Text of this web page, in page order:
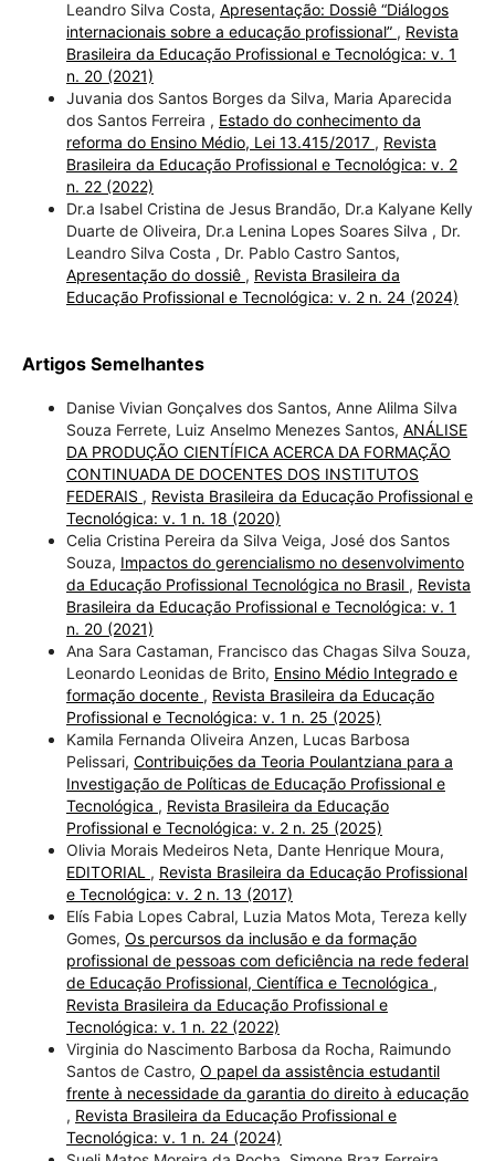
Leandro Silva Costa, Apresentação: Dossiê “Diálogos
internacionais sobre a educação profissional” , Revista
Brasileira da Educação Profissional e Tecnológica: v. 1
n. 20 (2021)
Juvania dos Santos Borges da Silva, Maria Aparecida
dos Santos Ferreira , Estado do conhecimento da
reforma do Ensino Médio, Lei 13.415/2017 , Revista
Brasileira da Educação Profissional e Tecnológica: v. 2
n. 22 (2022)
Dr.a Isabel Cristina de Jesus Brandão, Dr.a Kalyane Kelly
Duarte de Oliveira, Dr.a Lenina Lopes Soares Silva , Dr.
Leandro Silva Costa , Dr. Pablo Castro Santos,
Apresentação do dossiê , Revista Brasileira da
Educação Profissional e Tecnológica: v. 2 n. 24 (2024)
Artigos Semelhantes
Danise Vivian Gonçalves dos Santos, Anne Alilma Silva
Souza Ferrete, Luiz Anselmo Menezes Santos, ANÁLISE
DA PRODUÇÃO CIENTÍFICA ACERCA DA FORMAÇÃO
CONTINUADA DE DOCENTES DOS INSTITUTOS
FEDERAIS , Revista Brasileira da Educação Profissional e
Tecnológica: v. 1 n. 18 (2020)
Celia Cristina Pereira da Silva Veiga, José dos Santos
Souza, Impactos do gerencialismo no desenvolvimento
da Educação Profissional Tecnológica no Brasil , Revista
Brasileira da Educação Profissional e Tecnológica: v. 1
n. 20 (2021)
Ana Sara Castaman, Francisco das Chagas Silva Souza,
Leonardo Leonidas de Brito, Ensino Médio Integrado e
formação docente , Revista Brasileira da Educação
Profissional e Tecnológica: v. 1 n. 25 (2025)
Kamila Fernanda Oliveira Anzen, Lucas Barbosa
Pelissari, Contribuições da Teoria Poulantziana para a
Investigação de Políticas de Educação Profissional e
Tecnológica , Revista Brasileira da Educação
Profissional e Tecnológica: v. 2 n. 25 (2025)
Olivia Morais Medeiros Neta, Dante Henrique Moura,
EDITORIAL , Revista Brasileira da Educação Profissional
e Tecnológica: v. 2 n. 13 (2017)
Elís Fabia Lopes Cabral, Luzia Matos Mota, Tereza kelly
Gomes, Os percursos da inclusão e da formação
profissional de pessoas com deficiência na rede federal
de Educação Profissional, Científica e Tecnológica ,
Revista Brasileira da Educação Profissional e
Tecnológica: v. 1 n. 22 (2022)
Virginia do Nascimento Barbosa da Rocha, Raimundo
Santos de Castro, O papel da assistência estudantil
frente à necessidade da garantia do direito à educação
, Revista Brasileira da Educação Profissional e
Tecnológica: v. 1 n. 24 (2024)